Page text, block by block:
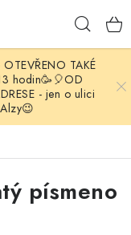
TAKÉ
hodin🥳🎈OD
- jen o ulici
písmeno